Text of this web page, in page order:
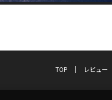
TOP レビュー